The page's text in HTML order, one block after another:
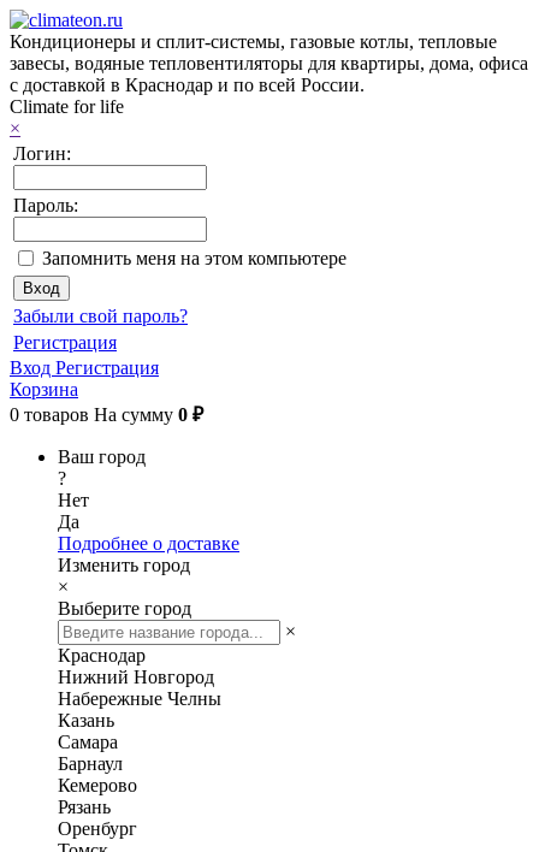
Кондиционеры и сплит-системы, газовые котлы, тепловые
завесы, водяные тепловентиляторы для квартиры, дома, офиса
с доставкой в Краснодар и по всей России.
Climate for life
×
Логин:
Пароль:
Запомнить меня на этом компьютере
Забыли свой пароль?
Регистрация
Вход Регистрация
Корзина
0 товаров На сумму 0 ₽
Ваш город
?
Нет
Да
Подробнее о доставке
Изменить город
×
Выберите город
×
Краснодар
Нижний Новгород
Набережные Челны
Казань
Самара
Барнаул
Кемерово
Рязань
Оренбург